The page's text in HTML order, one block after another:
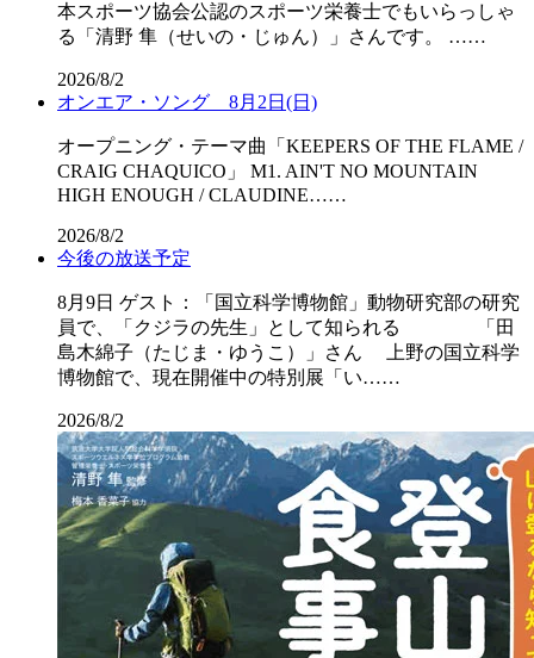
本スポーツ協会公認のスポーツ栄養士でもいらっしゃ
る「清野 隼（せいの・じゅん）」さんです。 ……
2026/8/2
オンエア・ソング 8月2日(日)
オープニング・テーマ曲「KEEPERS OF THE FLAME /
CRAIG CHAQUICO」 M1. AIN'T NO MOUNTAIN
HIGH ENOUGH / CLAUDINE……
2026/8/2
今後の放送予定
8月9日 ゲスト：「国立科学博物館」動物研究部の研究
員で、「クジラの先生」として知られる 「田
島木綿子（たじま・ゆうこ）」さん 上野の国立科学
博物館で、現在開催中の特別展「い……
2026/8/2